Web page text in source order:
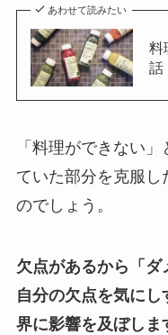
あわせて読みたい
料
話
「料理ができない
ていた部分を克服し
のでしょう。
欠点があるから「
自分の欠点を気に
界に影響を及ぼしま